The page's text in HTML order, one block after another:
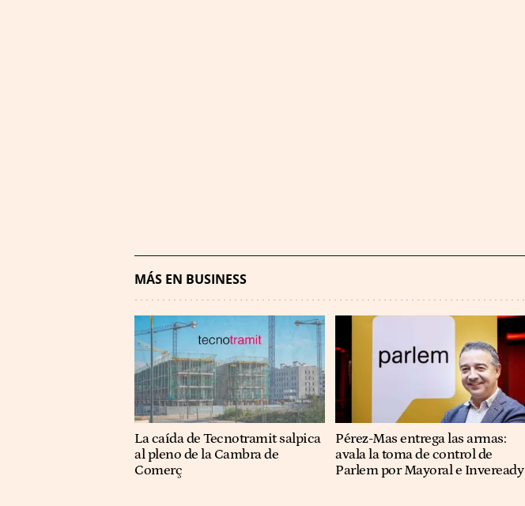
MÁS EN BUSINESS
La caída de Tecnotramit salpica
al pleno de la Cambra de
Comerç
Pérez-Mas entrega las armas:
avala la toma de control de
Parlem por Mayoral e Inveready